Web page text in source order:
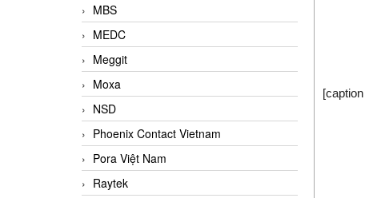
MBS
MEDC
Meggit
Moxa
NSD
Phoenix Contact Vietnam
Pora Việt Nam
Raytek